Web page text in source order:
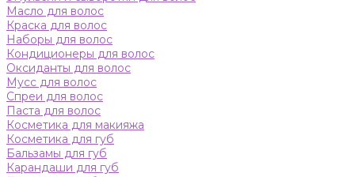
Масло для волос
Краска для волос
Наборы для волос
Кондиционеры для волос
Оксиданты для волос
Мусс для волос
Спреи для волос
Паста для волос
Косметика для макияжа
Косметика для губ
Бальзамы для губ
Карандаши для губ